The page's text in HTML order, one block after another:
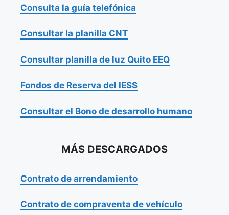
Consulta la guía telefónica
Consultar la planilla CNT
Consultar planilla de luz Quito EEQ
Fondos de Reserva del IESS
Consultar el Bono de desarrollo humano
MÁS DESCARGADOS
Contrato de arrendamiento
Contrato de compraventa de vehículo